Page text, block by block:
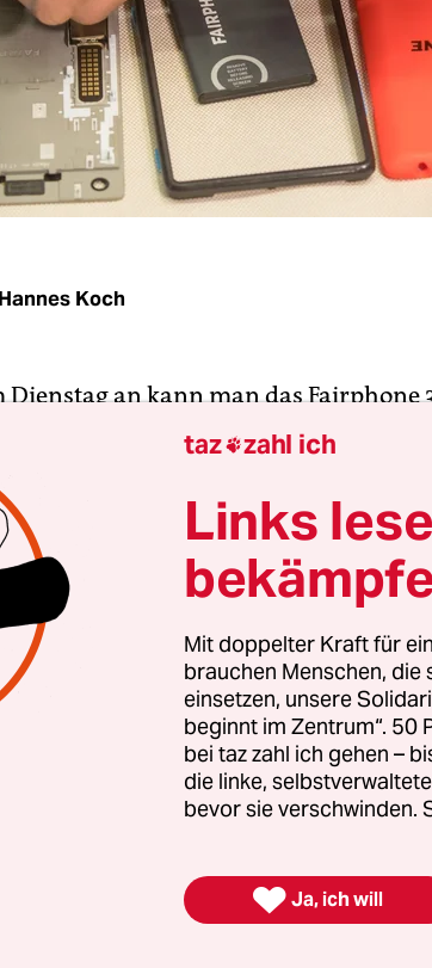
Hannes Koch
Dienstag an kann man das Fairphone
Smartphone mit ökologischem und
damit auf dem Massenmarkt. Nach
steigt auch die Produk­tionsmenge.
Stück pro Jahr. Auf dem
Spurenelemente: Die
diesem Jahr weltweit wieder über 1
beiden Vorgängermodelle
3 durch eine höhere ökologische und
fast allen anderen Handycomputern
in der Fabrik im chinesischen
einige der verwendeten Materialien
es leicht reparieren kann.
taz zahl ich
Links
Mit doppelter Kraft für
brauchen Menschen,
einsetzen, unsere
beginnt im Zentrum“. 50
bei taz zahl ich gehen –
die linke,
bevor sie verschwinden.
 Ja, ich will